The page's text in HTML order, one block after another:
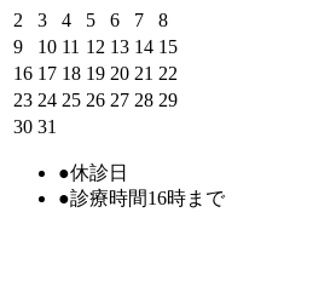
2
3 4 5 6 7
8
9
10 11 12 13 14 15
16 17 18 19 20 21 22
23 24 25 26 27 28 29
30 31
●休診日
●診療時間16時まで